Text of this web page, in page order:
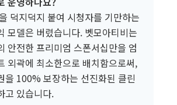
덕지덕지 붙여 시청자를 기만하는
모델은 버렸습니다. 벳모아티비는
안전한 프리미엄 스폰서십만을 엄
외곽에 최소한으로 배치함으로써,
을 100% 보장하는 선진화된 클린
고 있습니다.